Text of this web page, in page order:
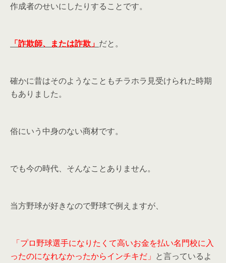
作成者のせいにしたりすることです。
「詐欺師、または詐欺」 だと。
確かに昔はそのようなこともチラホラ見受けられた時期
もありました。
俗にいう中身のない商材です。
でも今の時代、そんなことありません。
当方野球が好きなので野球で例えますが、
「プロ野球選手になりたくて高いお金を払い名門校に入
ったのになれなかったからインチキだ」 と言っているよ